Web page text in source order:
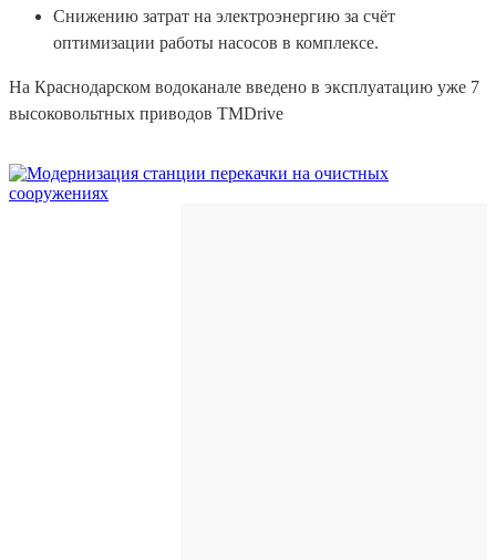
Снижению затрат на электроэнергию за счёт
оптимизации работы насосов в комплексе.
На Краснодарском водоканале введено в эксплуатацию уже 7
высоковольтных приводов TMDrive